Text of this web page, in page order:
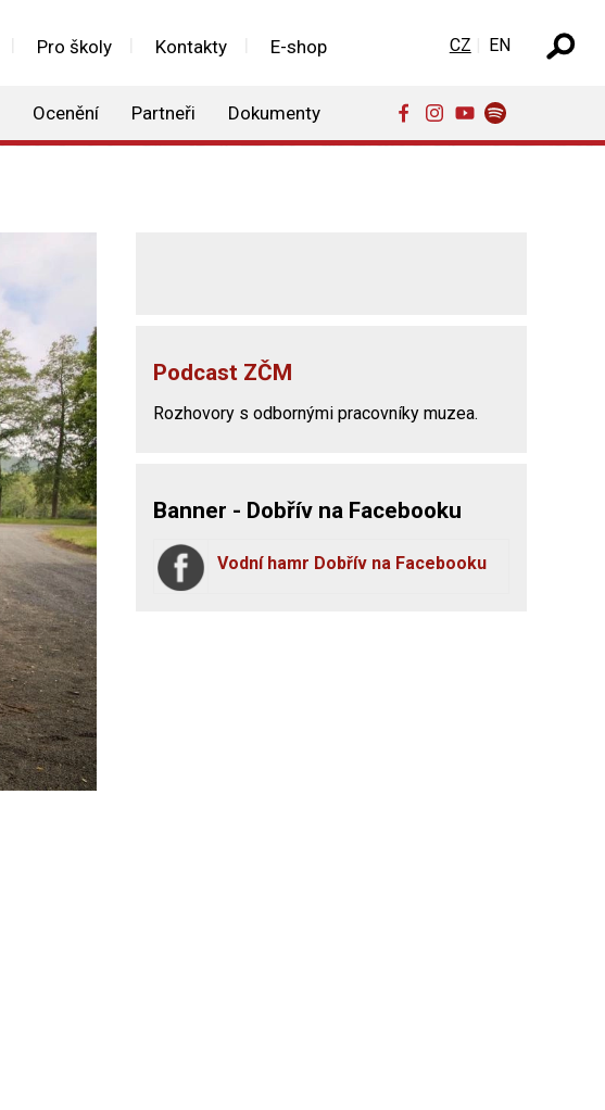
Pro školy Kontakty E-shop
Ocenění Partneři Dokumenty
Zvolte jazyk
CZ EN
Podcast ZČM
Rozhovory s odbornými pracovníky muzea.
Banner - Dobřív na Facebooku
Vodní hamr Dobřív na Facebooku